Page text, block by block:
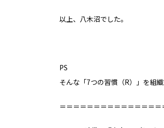
以上、八木沼でした。
PS
そんな「7つの習慣（R）」を組
＝＝＝＝＝＝＝＝＝＝＝＝＝＝＝